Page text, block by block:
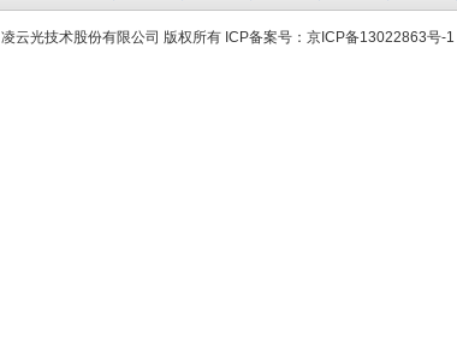
凌云光技术股份有限公司 版权所有 ICP备案号： 京ICP备13022863号-1